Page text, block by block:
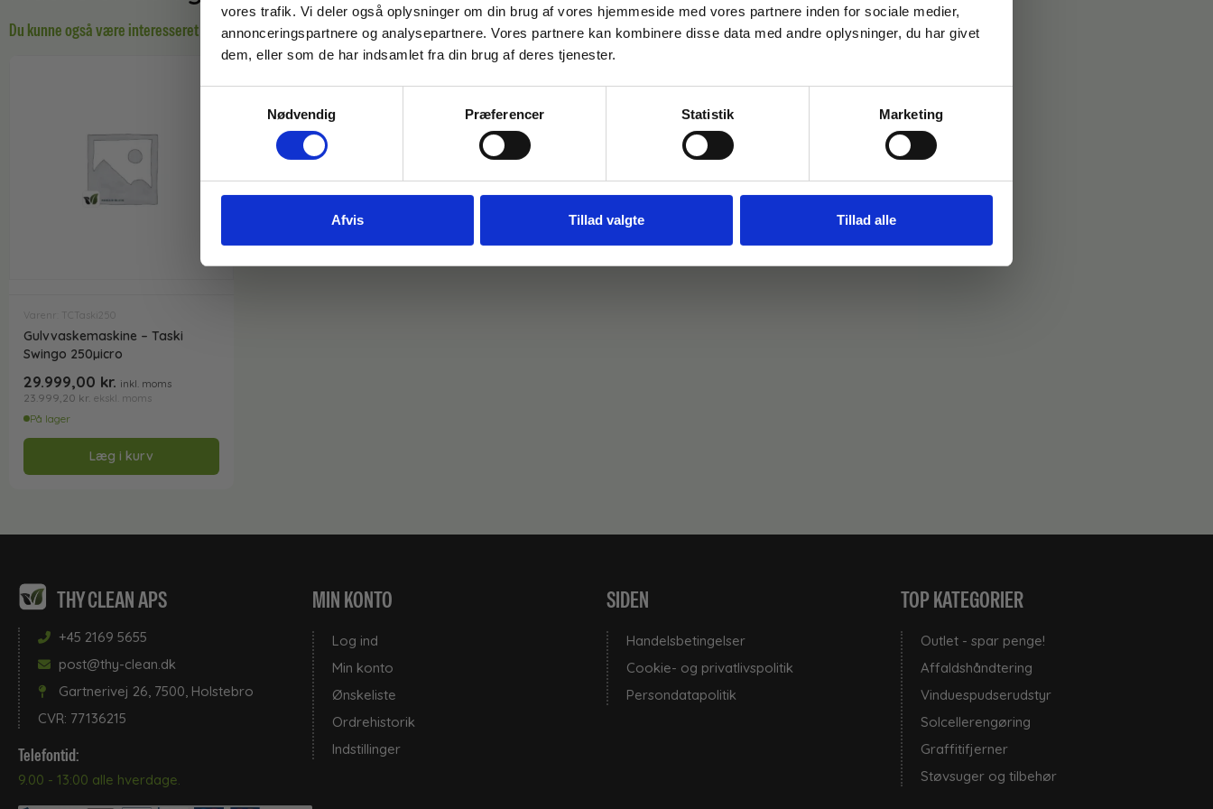
vores trafik. Vi deler også oplysninger om din brug af vores hjemmeside med vores partnere inden for sociale medier,
annonceringspartnere og analysepartnere. Vores partnere kan kombinere disse data med andre oplysninger, du har givet
dem, eller som de har indsamlet fra din brug af deres tjenester.
Nødvendig
Præferencer Statistik Marketing
Afvis Tillad valgte Tillad alle
Du kunne også være interesseret i…
Varenr: TCTaski250
Gulvvaskemaskine – Taski
Swingo 250µicro
29.999,00 kr. inkl. moms
23.999,20 kr. ekskl. moms
På lager
Læg i kurv
THY CLEAN APS
+45 2169 5655
post@thy-clean.dk
Gartnerivej 26, 7500, Holstebro
CVR: 77136215
Telefontid:
9.00 - 13:00 alle hverdage.
MIN KONTO
Log ind
Min konto
Ønskeliste
Ordrehistorik
Indstillinger
SIDEN
Handelsbetingelser
Cookie- og privatlivspolitik
Persondatapolitik
TOP KATEGORIER
Outlet - spar penge!
Affaldshåndtering
Vinduespudserudstyr
Solcellerengøring
Graffitifjerner
Støvsuger og tilbehør
Gem den, før den forsvinder!
Email